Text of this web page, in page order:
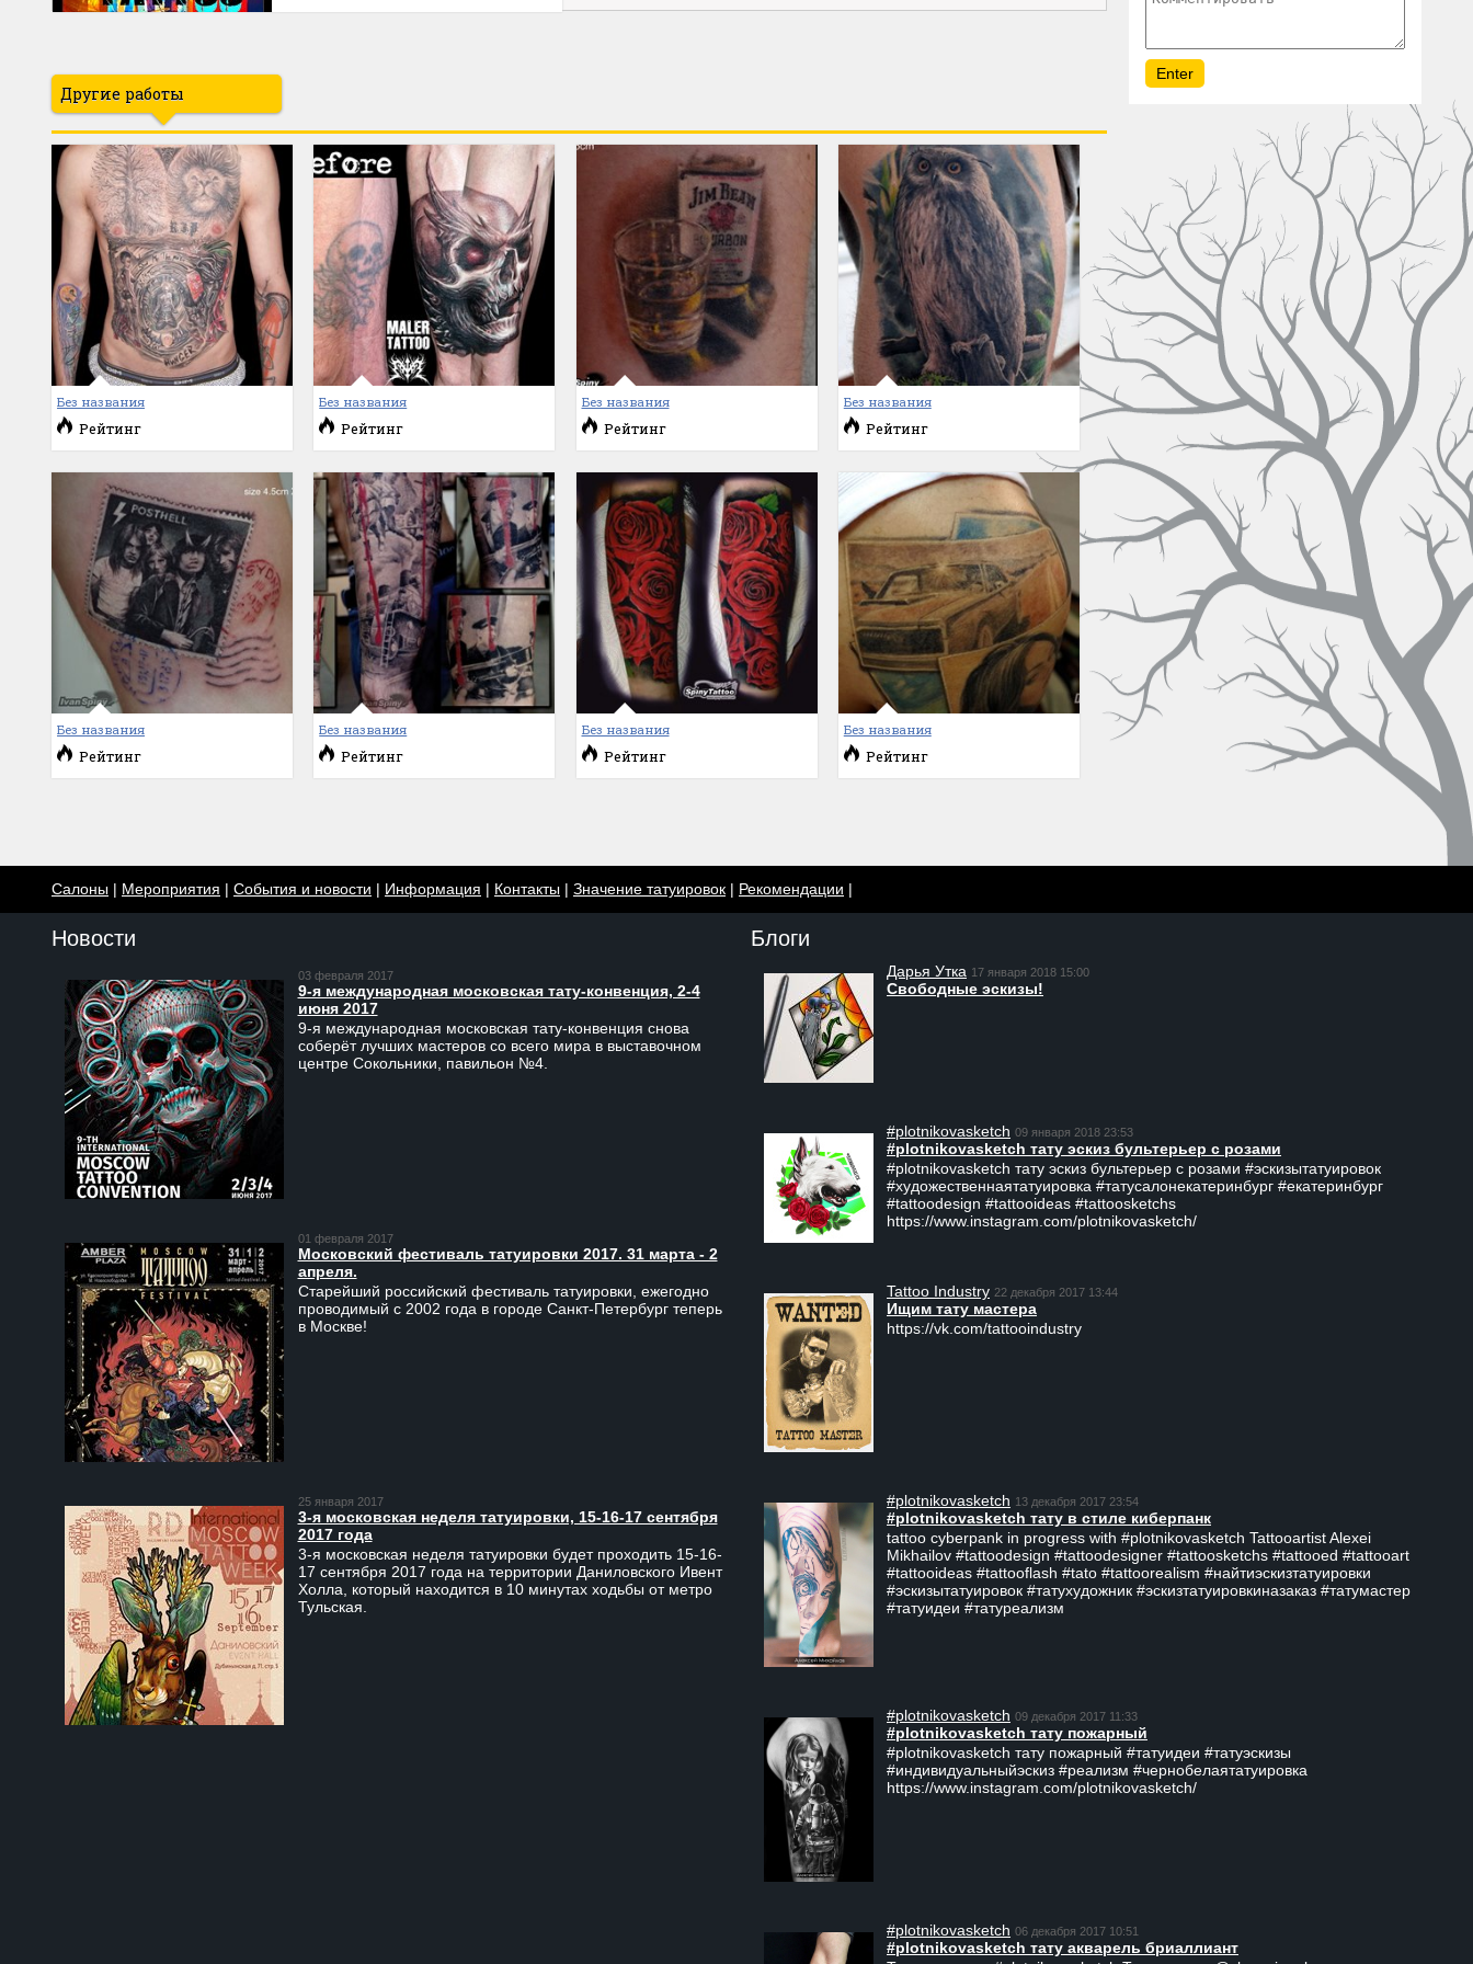
Другие работы
Без названия
Рейтинг
Без названия
Рейтинг
Без названия
Рейтинг
Без названия
Рейтинг
Без названия
Рейтинг
Без названия
Рейтинг
Без названия
Рейтинг
Без названия
Рейтинг
Салоны | Мероприятия | События и новости | Информация | Контакты | Значение татуировок | Рекомендации |
Новости
03 февраля 2017
9-я международная московская тату-конвенция, 2-4
июня 2017
9-я международная московская тату-конвенция снова
соберёт лучших мастеров со всего мира в выставочном
центре Сокольники, павильон №4.
01 февраля 2017
Московский фестиваль татуировки 2017. 31 марта - 2
апреля.
Старейший российский фестиваль татуировки, ежегодно
проводимый с 2002 года в городе Санкт-Петербург теперь
в Москве!
25 января 2017
3-я московская неделя татуировки, 15-16-17 сентября
2017 года
3-я московская неделя татуировки будет проходить 15-16-
17 сентября 2017 года на территории Даниловского Ивент
Холла, который находится в 10 минутах ходьбы от метро
Тульская.
Блоги
Дарья Утка 17 января 2018 15:00
Свободные эскизы!
#plotnikovasketch 09 января 2018 23:53
#plotnikovasketch тату эскиз бультерьер с розами
#plotnikovasketch тату эскиз бультерьер с розами #эскизытатуировок
#художественнаятатуировка #татусалонекатеринбург #екатеринбург
#tattoodesign #tattooideas #tattoosketchs
https://www.instagram.com/plotnikovasketch/
Tattoo Industry 22 декабря 2017 13:44
Ищим тату мастера
https://vk.com/tattooindustry
#plotnikovasketch 13 декабря 2017 23:54
#plotnikovasketch тату в стиле киберпанк
tattoo cyberpank in progress with #plotnikovasketch Tattooartist Alexei
Mikhailov #tattoodesign #tattoodesigner #tattoosketchs #tattooed #tattooart
#tattooideas #tattooflash #tato #tattoorealism #найтиэскизтатуировки
#эскизытатуировок #татухудожник #эскизтатуировкиназаказ #татумастер
#татуидеи #татуреализм
#plotnikovasketch 09 декабря 2017 11:33
#plotnikovasketch тату пожарный
#plotnikovasketch тату пожарный #татуидеи #татуэскизы
#индивидуальныйэскиз #реализм #чернобелаятатуировка
https://www.instagram.com/plotnikovasketch/
#plotnikovasketch 06 декабря 2017 10:51
#plotnikovasketch тату акварель бриаллиант